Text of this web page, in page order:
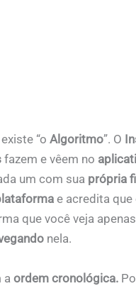
“o Algoritmo”. O
fazem e vêem no
um com sua própria
e acredita que
que você veja
nela.
a ordem cronológica.